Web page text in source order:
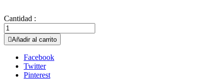
Cantidad :
Añadir al carrito
Facebook
Twitter
Pinterest